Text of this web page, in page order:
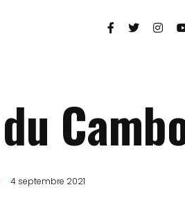
4 septembre 2021